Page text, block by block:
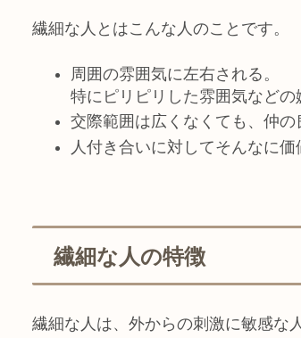
繊細な人とはこんな人のことです。
周囲の雰囲気に左右される。
特にピリピリした雰囲気などの
交際範囲は広くなくても、仲の
人付き合いに対してそんなに
繊細な人の特徴
繊細な人は、外からの刺激に敏感な人